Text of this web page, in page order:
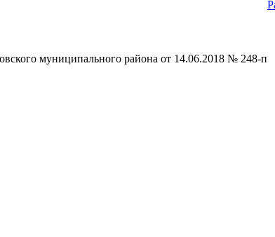
муниципального района от 14.06.2018 № 248-п